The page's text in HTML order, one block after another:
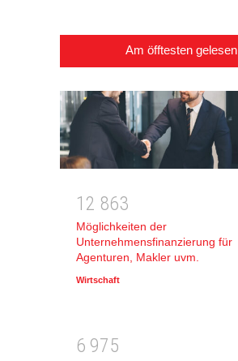
Am öfftesten gelesen
1 2 863
Möglichkeiten der
Unternehmensfinanzierung für
Agenturen, Makler uvm.
Wirtschaft
6 975